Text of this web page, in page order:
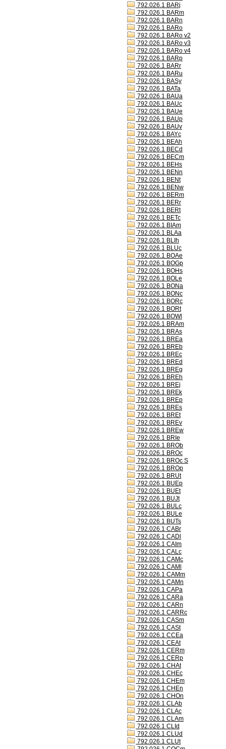
792.026.1 BARj
792.026.1 BARm
792.026.1 BARn
792.026.1 BARo
792.026.1 BARo v2
792.026.1 BARo v3
792.026.1 BARo v4
792.026.1 BARp
792.026.1 BARr
792.026.1 BARu
792.026.1 BASy
792.026.1 BATa
792.026.1 BAUa
792.026.1 BAUc
792.026.1 BAUe
792.026.1 BAUp
792.026.1 BAUv
792.026.1 BAYc
792.026.1 BEAh
792.026.1 BECd
792.026.1 BECm
792.026.1 BEHs
792.026.1 BENn
792.026.1 BENt
792.026.1 BENw
792.026.1 BERm
792.026.1 BERr
792.026.1 BERt
792.026.1 BETc
792.026.1 BIAm
792.026.1 BLAa
792.026.1 BLIh
792.026.1 BLUc
792.026.1 BOAe
792.026.1 BOGp
792.026.1 BOHs
792.026.1 BOLe
792.026.1 BONa
792.026.1 BONc
792.026.1 BORc
792.026.1 BORt
792.026.1 BOWl
792.026.1 BRAm
792.026.1 BRAs
792.026.1 BREa
792.026.1 BREb
792.026.1 BREc
792.026.1 BREd
792.026.1 BREg
792.026.1 BREh
792.026.1 BREj
792.026.1 BREk
792.026.1 BREp
792.026.1 BREs
792.026.1 BREt
792.026.1 BREv
792.026.1 BREw
792.026.1 BRIe
792.026.1 BROb
792.026.1 BROc
792.026.1 BROc S
792.026.1 BROp
792.026.1 BRUt
792.026.1 BUEp
792.026.1 BUEt
792.026.1 BUJt
792.026.1 BULc
792.026.1 BULe
792.026.1 BUTs
792.026.1 CABr
792.026.1 CADl
792.026.1 CAIm
792.026.1 CALc
792.026.1 CAMc
792.026.1 CAMl
792.026.1 CAMm
792.026.1 CAMn
792.026.1 CAPa
792.026.1 CARa
792.026.1 CARn
792.026.1 CARRc
792.026.1 CASm
792.026.1 CASt
792.026.1 CCEa
792.026.1 CEAt
792.026.1 CERm
792.026.1 CERp
792.026.1 CHAt
792.026.1 CHEc
792.026.1 CHEm
792.026.1 CHEn
792.026.1 CHOn
792.026.1 CLAb
792.026.1 CLAc
792.026.1 CLAm
792.026.1 CLId
792.026.1 CLUd
792.026.1 CLUt